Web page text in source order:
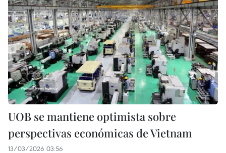
UOB se mantiene optimista sobre
perspectivas económicas de Vietnam
13/03/2026 03:56